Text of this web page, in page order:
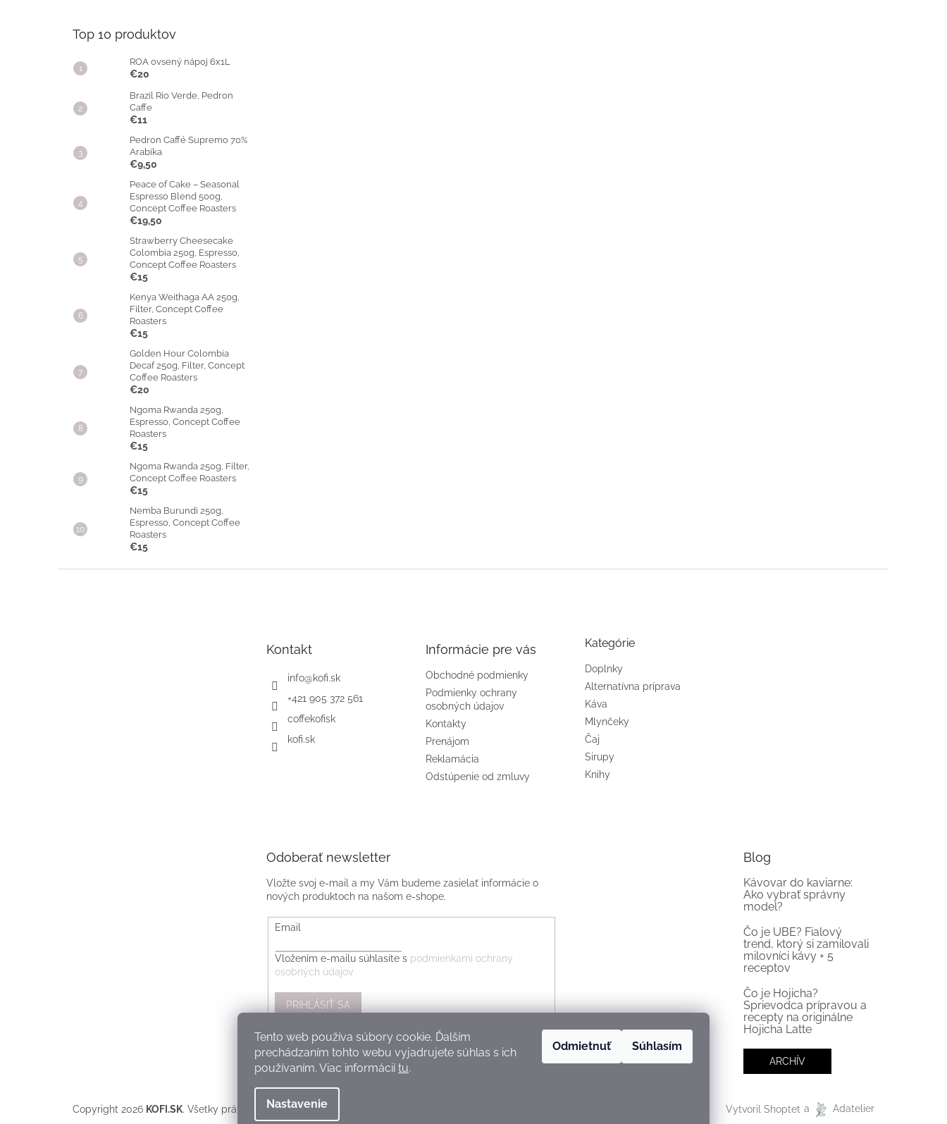
Tento web používa súbory cookie. Ďalším
prechádzaním tohto webu vyjadrujete súhlas s ich
používaním. Viac informácií tu.
Nastavenie
Odmietnuť Súhlasím
Top 10 produktov
ROA ovsený nápoj 6x1L
€20
Brazil Rio Verde, Pedron
Caffe
€11
Pedron Caffé Supremo 70%
Arabika
€9,50
Peace of Cake – Seasonal
Espresso Blend 500g,
Concept Coffee Roasters
€19,50
Strawberry Cheesecake
Colombia 250g, Espresso,
Concept Coffee Roasters
€15
Kenya Weithaga AA 250g,
Filter, Concept Coffee
Roasters
€15
Golden Hour Colombia
Decaf 250g, Filter, Concept
Coffee Roasters
€20
Ngoma Rwanda 250g,
Espresso, Concept Coffee
Roasters
€15
Ngoma Rwanda 250g, Filter,
Concept Coffee Roasters
€15
Nemba Burundi 250g,
Espresso, Concept Coffee
Roasters
€15
Kontakt
info@kofi.sk
+421 905 372 561
coffekofisk
kofi.sk
Informácie pre vás
Obchodné podmienky
Podmienky ochrany
osobných údajov
Kontakty
Prenájom
Reklamácia
Odstúpenie od zmluvy
Kategórie
Doplnky
Alternatívna príprava
Káva
Mlynčeky
Čaj
Sirupy
Knihy
Odoberať newsletter
Vložte svoj e-mail a my Vám budeme zasielať informácie o
nových produktoch na našom e-shope.
Email
Vložením e-mailu súhlasíte s podmienkami ochrany
osobných údajov
PRIHLÁSIŤ SA
Blog
Kávovar do kaviarne:
Ako vybrať správny
model?
Čo je UBE? Fialový
trend, ktorý si zamilovali
milovníci kávy + 5
receptov
Čo je Hojicha?
Sprievodca prípravou a
recepty na originálne
Hojicha Latte
ARCHÍV
Vytvoril Shoptet a Adatelier
Copyright 2026 KOFI.SK. Všetky práva vyhradené.